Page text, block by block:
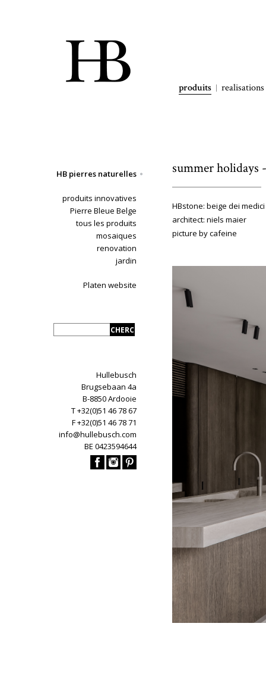
produits realisations
HB pierres naturelles
produits innovatives
Pierre Bleue Belge
tous les produits
mosaiques
renovation
jardin
Platen website
Hullebusch
Brugsebaan 4a
B-8850 Ardooie
T +32(0)51 46 78 67
F +32(0)51 46 78 71
info@hullebusch.com
BE 0423594644
summer holidays
HBstone: beige dei
architect: niels maier
picture by cafeine